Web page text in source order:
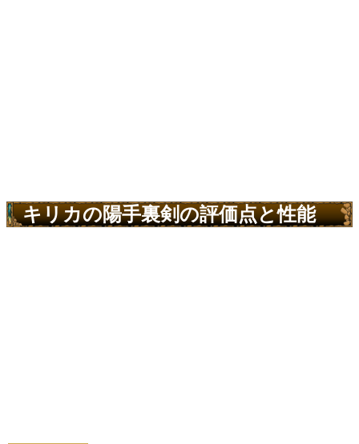
キリカの陽手裏剣の評価点と性能